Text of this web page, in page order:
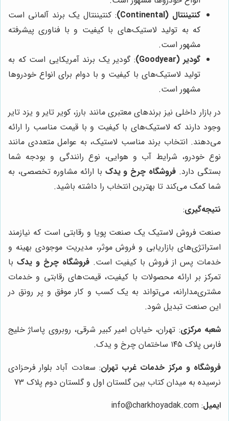
کنتیننتال (Continental)
: کنتیننتال یک برند آلمانی است
که به تولید لاستیک‌های با کیفیت و با فناوری پیشرفته
مشهور است.
گودیر (Goodyear)
: گودیر یک برند آمریکایی است که به
تولید لاستیک‌های با کیفیت و با دوام برای انواع خودروها
مشهور است.
در بازار داخلی نیز برندهای معتبری مانند بارز، کویر تایر و یزد تایر
وجود دارند که لاستیک‌های با کیفیت و با قیمت مناسب را ارائه
می‌دهند. انتخاب برند مناسب لاستیک، به عوامل متعددی مانند
نوع خودرو، شرایط آب و هوایی، نوع رانندگی و بودجه شما
بستگی دارد. فروشگاه چرخ و یدک با ارائه مشاوره تخصصی، به
شما کمک می‌کند تا بهترین انتخاب را داشته باشید.
نتیجه‌گیری:
صنعت فروش لاستیک یک صنعت پویا و رقابتی است که نیازمند
استراتژی‌های بازاریابی و فروش موثر، مدیریت موجودی بهینه و
خدمات پس از فروش با کیفیت است.فروشگاه چرخ و یدک با
تمرکز بر ارائه محصولات با کیفیت، قیمت‌های رقابتی و خدمات
مشتری‌مدارانه، می‌تواند به یک کسب و کار موفق و پر رونق در
این صنعت تبدیل شود.
شعبه مرکزی: تهران، خیابان امیر کبیر شرقی، روبروی پاساژ خلیج
فارس پلاک ۱۴۵ ساختمان چرخ و یدک.
فروشگاه و مرکز خدمات غرب تهران: سعادت آباد بلوار فرحزادی
نرسیده به میدان کتاب بین گلستان اول و گلستان دوم پلاک 73
ایمیل: info@charkhoyadak.com